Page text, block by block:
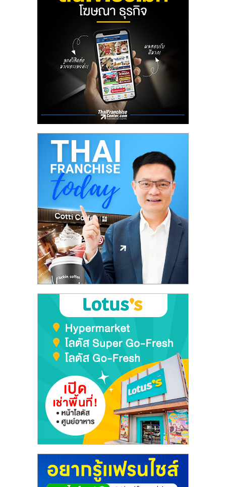
ลงทุน
คืน
ปรึกษา
การ
ลงทุน
ขยาย
ไชส์,